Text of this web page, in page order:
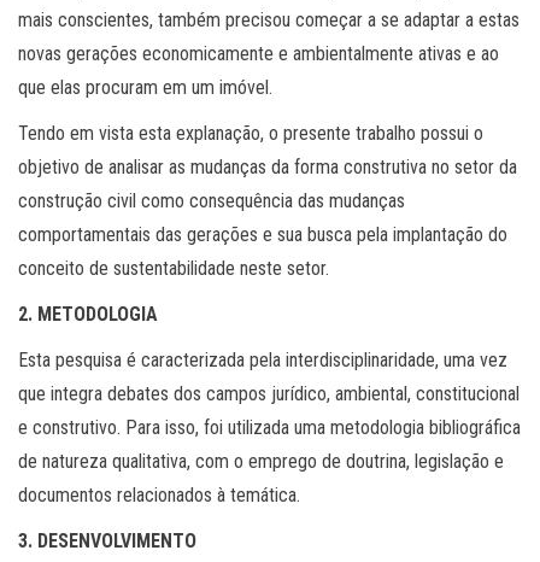
mais conscientes, também precisou começar a se adaptar a estas
novas gerações economicamente e ambientalmente ativas e ao
que elas procuram em um imóvel.
Tendo em vista esta explanação, o presente trabalho possui o
objetivo de analisar as mudanças da forma construtiva no setor da
construção civil como consequência das mudanças
comportamentais das gerações e sua busca pela implantação do
conceito de sustentabilidade neste setor.
2. METODOLOGIA
Esta pesquisa é caracterizada pela interdisciplinaridade, uma vez
que integra debates dos campos jurídico, ambiental, constitucional
e construtivo. Para isso, foi utilizada uma metodologia bibliográfica
de natureza qualitativa, com o emprego de doutrina, legislação e
documentos relacionados à temática.
3. DESENVOLVIMENTO